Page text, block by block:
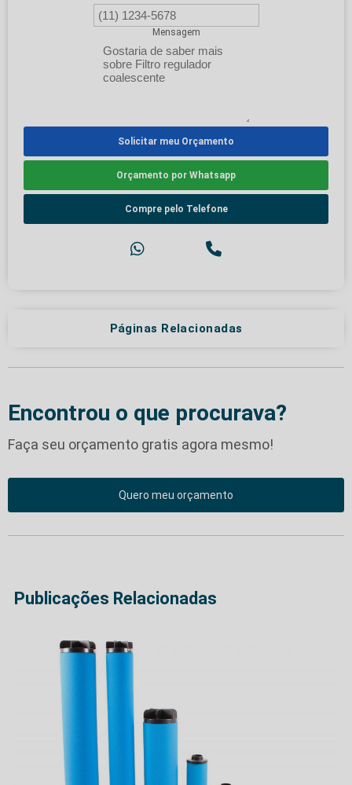
Mensagem
Solicitar meu Orçamento
Orçamento por Whatsapp
Compre pelo Telefone
Páginas Relacionadas
Encontrou o que procurava?
Faça seu orçamento gratis agora mesmo!
Quero meu orçamento
Publicações Relacionadas